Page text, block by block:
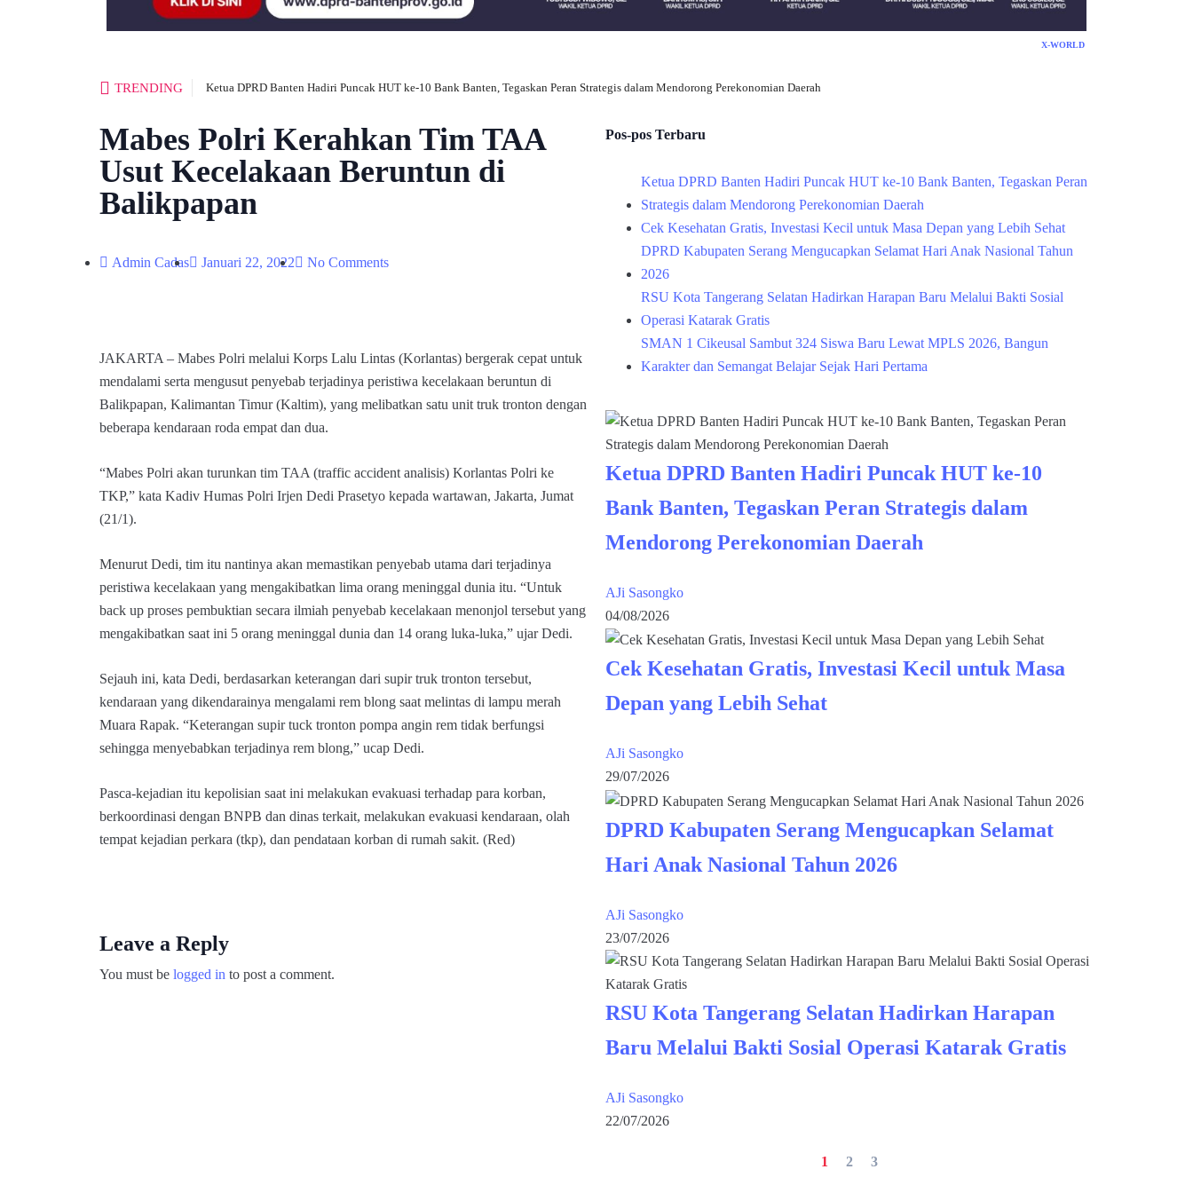
X-WORLD
TRENDING Ketua DPRD Banten Hadiri Puncak HUT ke-10 Bank Banten, Tegaskan Peran Strategis dalam Mendorong Perekonomian Daerah
Mabes Polri Kerahkan Tim TAA
Usut Kecelakaan Beruntun di
Balikpapan
Admin Cadas Januari 22, 2022 No Comments
JAKARTA – Mabes Polri melalui Korps Lalu Lintas (Korlantas) bergerak cepat untuk
mendalami serta mengusut penyebab terjadinya peristiwa kecelakaan beruntun di
Balikpapan, Kalimantan Timur (Kaltim), yang melibatkan satu unit truk tronton dengan
beberapa kendaraan roda empat dan dua.
“Mabes Polri akan turunkan tim TAA (traffic accident analisis) Korlantas Polri ke
TKP,” kata Kadiv Humas Polri Irjen Dedi Prasetyo kepada wartawan, Jakarta, Jumat
(21/1).
Menurut Dedi, tim itu nantinya akan memastikan penyebab utama dari terjadinya
peristiwa kecelakaan yang mengakibatkan lima orang meninggal dunia itu. “Untuk
back up proses pembuktian secara ilmiah penyebab kecelakaan menonjol tersebut yang
mengakibatkan saat ini 5 orang meninggal dunia dan 14 orang luka-luka,” ujar Dedi.
Sejauh ini, kata Dedi, berdasarkan keterangan dari supir truk tronton tersebut,
kendaraan yang dikendarainya mengalami rem blong saat melintas di lampu merah
Muara Rapak. “Keterangan supir tuck tronton pompa angin rem tidak berfungsi
sehingga menyebabkan terjadinya rem blong,” ucap Dedi.
Pasca-kejadian itu kepolisian saat ini melakukan evakuasi terhadap para korban,
berkoordinasi dengan BNPB dan dinas terkait, melakukan evakuasi kendaraan, olah
tempat kejadian perkara (tkp), dan pendataan korban di rumah sakit. (Red)
Leave a Reply
You must be logged in to post a comment.
Pos-pos Terbaru
Ketua DPRD Banten Hadiri Puncak HUT ke-10 Bank Banten, Tegaskan Peran
Strategis dalam Mendorong Perekonomian Daerah
Cek Kesehatan Gratis, Investasi Kecil untuk Masa Depan yang Lebih Sehat
DPRD Kabupaten Serang Mengucapkan Selamat Hari Anak Nasional Tahun
2026
RSU Kota Tangerang Selatan Hadirkan Harapan Baru Melalui Bakti Sosial
Operasi Katarak Gratis
SMAN 1 Cikeusal Sambut 324 Siswa Baru Lewat MPLS 2026, Bangun
Karakter dan Semangat Belajar Sejak Hari Pertama
Ketua DPRD Banten Hadiri Puncak HUT ke-10
Bank Banten, Tegaskan Peran Strategis dalam
Mendorong Perekonomian Daerah
AJi Sasongko
04/08/2026
Cek Kesehatan Gratis, Investasi Kecil untuk Masa
Depan yang Lebih Sehat
AJi Sasongko
29/07/2026
DPRD Kabupaten Serang Mengucapkan Selamat
Hari Anak Nasional Tahun 2026
AJi Sasongko
23/07/2026
RSU Kota Tangerang Selatan Hadirkan Harapan
Baru Melalui Bakti Sosial Operasi Katarak Gratis
AJi Sasongko
22/07/2026
1 2 3